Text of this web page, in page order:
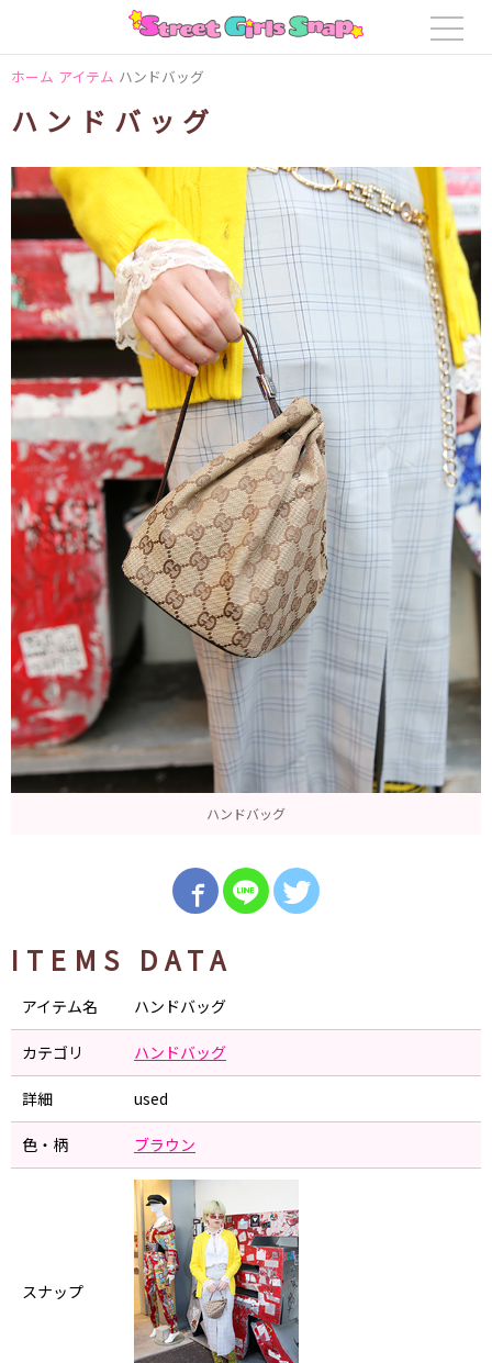
ホーム アイテム ハンドバッグ
ハンドバッグ
ハンドバッグ
ITEMS DATA
アイテム名 ハンドバッグ
カテゴリ ハンドバッグ
詳細 used
色・柄 ブラウン
スナップ